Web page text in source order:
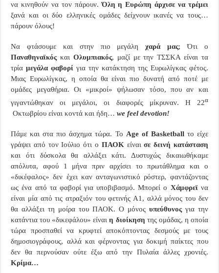
να κινηθούν να τον πάρουν.Όλη η Ευρώπη άρχισε να τρέμει
ξανά και οι δύο ελληνικές ομάδες δείχνουν ικανές να τους…
πάρουν όλους!
Να φτάσουμε και στην πιο μεγάληχαρά μας; Ότι ο
Παναθηναϊκόςκαι Ολυμπιακός, μαζί με την ΤΣΣΚΑ είναι τα
τρίαμεγάλα φαβορί για την κατάκτηση της Ευρωλίγκας φέτος.
Μιας Ευρωλίγκας, η οποία θα είναι πιο δυνατή από ποτέ με
ομάδες μεγαθήρια. Οι «μικροί» ψήλωσαν τόσο, που αν και
γιγαντώθηκαν οι μεγάλοι, οι διαφορές μίκρυναν. Η 22α
Οκτωβρίου είναι κοντά και ήδη… we feel devotion!
Πάμε και στα πιο άσχημα τώρα. Το Age of Basketball το είχε
γράψει από τον Ιούλιο ότι ο ΠΑΟΚ είναισε δεινή κατάσταση
και ότι δύσκολα θα αλλάξει κάτι. Δυστυχώς δικαιωθήκαμε
απόλυτα, αφού 1 μήνα πριν αρχίσει το πρωτάθλημα και ο
«δικέφαλος» δεν έχει καν ανταγωνιστικό ρόστερ, φαντάζοντας
ως ένα από τα φαβορί για υποβιβασμό. Μπορεί ο Χάμφρεϊ να
είναι μία από τις ατραξιόν του φετινής Α1, αλλά μόνος του δεν
θα αλλάξει τη μοίρα του ΠΑΟΚ. Ο μόνος υπεύθυνος για την
κατάντια του «δικεφάλου» είναιη διοίκηση της ομάδας, η οποία
τώρα προσπαθεί να κρυφτεί αποκόπτοντας δεσμούς με τους
δημοσιογράφους, αλλά και φέρνοντας για δοκιμή παίκτες που
δεν θα περνούσαν ούτε έξω από την Πυλαία άλλες χρονιές.
Κρίμα…